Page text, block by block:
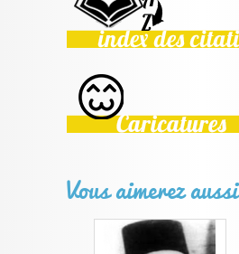
Vous aimerez aussi